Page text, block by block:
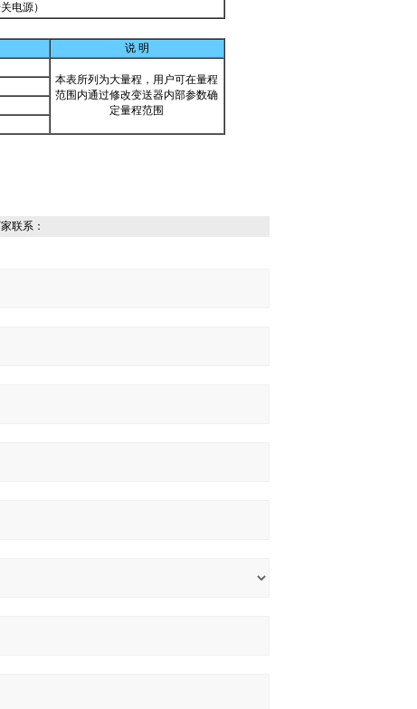
电源）
说 明
本表所列为大量程，用户可在量程
范围内通过修改变送器内部参数确
定量程范围
联系：